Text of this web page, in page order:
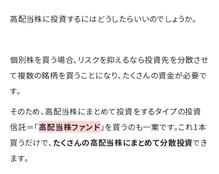
高配当株に投資するにはどうしたらいいのでしょうか。
個別株を買う場合、リスクを抑えるなら投資先を分散させ
て複数の銘柄を買うことになり、たくさんの資金が必要で
す。
そのため、高配当株にまとめて投資をするタイプの投資
信託＝「高配当株ファンド 」を買うのも一案です。これ1本
買うだけで、たくさんの高配当株にまとめて分散投資でき
ます。